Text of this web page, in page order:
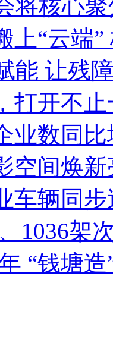
将核心
上“云端
能 让残
打开不
业数同比
空间焕
车辆同
1036架
“钱塘